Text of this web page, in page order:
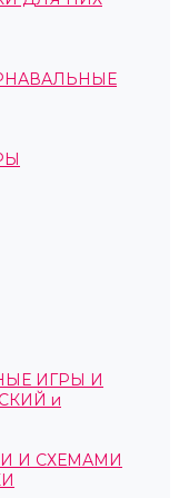
ИГРЫ И
и
И СХЕМАМИ